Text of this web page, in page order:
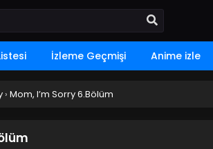
İzleme Geçmişi Anime izle
› Mom, I’m Sorry 6.Bölüm